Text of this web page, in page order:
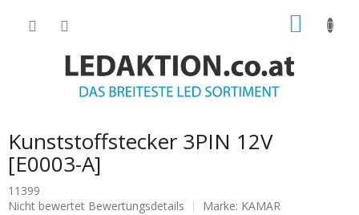
Kunststoffstecker 3PIN 12V
[E0003-A]
11399
Die
Nicht bewertet Bewertungsdetails Marke: KAMAR